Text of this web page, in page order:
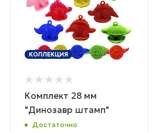
КОЛЛЕКЦИЯ
Комплект 28 мм
"Динозавр штамп"
Достаточно